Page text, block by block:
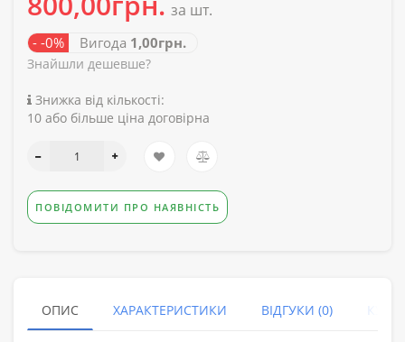
за шт.
- -0% Вигода 1,00грн.
Знайшли дешевше?
Знижка від кількості:
10 або більше ціна договірна
ПОВІДОМИТИ ПРО НАЯВНІСТЬ
ОПИС ХАРАКТЕРИСТИКИ ВІДГУКИ (0)